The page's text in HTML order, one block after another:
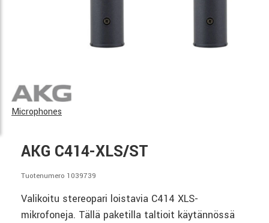
Microphones
AKG C414-XLS/ST
Tuotenumero 1039739
Valikoitu stereopari loistavia C414 XLS-
mikrofoneja. Tällä paketilla taltioit käytännössä